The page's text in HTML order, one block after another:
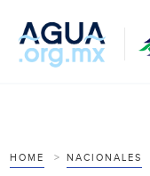
HOME NACIONALES